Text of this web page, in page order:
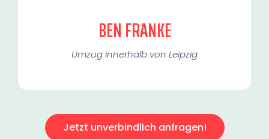
BEN FRANKE
Umzug innerhalb von Leipzig​
Jetzt unverbindlich anfragen!